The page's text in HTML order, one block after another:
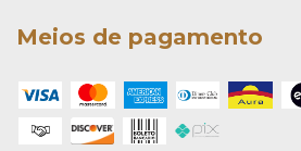
Meios de pagamento